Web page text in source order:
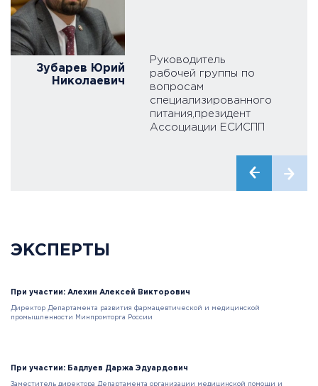
Зубарев Юрий
Николаевич
Руководитель
рабочей группы по
вопросам
специализированного
питания,президент
Ассоциации ЕСИСПП
ЭКСПЕРТЫ
При участии: Алехин Алексей Викторович
Директор Департамента развития фармацевтической и медицинской
промышленности Минпромторга России
При участии: Бадлуев Даржа Эдуардович
Заместитель директора Департамента организации медицинской помощи и